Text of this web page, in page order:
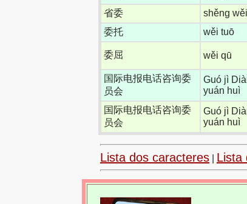
省委
shěng wěi
委托
wěi tuō
委屈 wěi qū
国际电报电话咨询委
员会
Guó jì
yuán huì
国际电报电话咨询委
员会
Guó jì
yuán huì
Lista dos caracteres Lista